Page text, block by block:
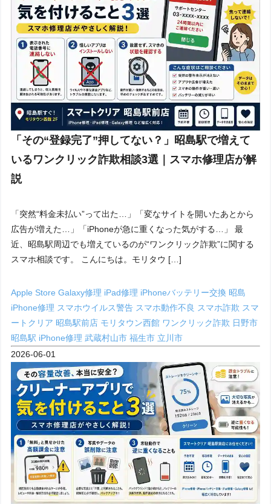
「その“登録完了”押してない？」昭島駅で増えて
いるワンクリック詐欺相談3選｜スマホ修理店が解
説
「突然“料金未払い”って出た…」「変なサイトを開いたあとから
広告が増えた…」「iPhoneが急に重くなった気がする…」 最
近、昭島駅周辺でも増えているのが“ワンクリック詐欺”に関する
スマホ相談です。 こんにちは。モリタウ […]
Apple StoreGalaxy修理 iPad修理 iPhoneバッテリー交換 昭島
iPhone修理 スマホウイルス警告 スマホ動作不良 スマホ詐欺 スマ
ートクリア 昭島駅前店 モリタウン西館 ワンクリック詐欺 日野市
昭島駅 iPhone修理武蔵村山市福生市 立川市
2026-06-01